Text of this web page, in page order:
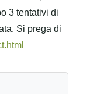
3 tentativi di
Si prega di